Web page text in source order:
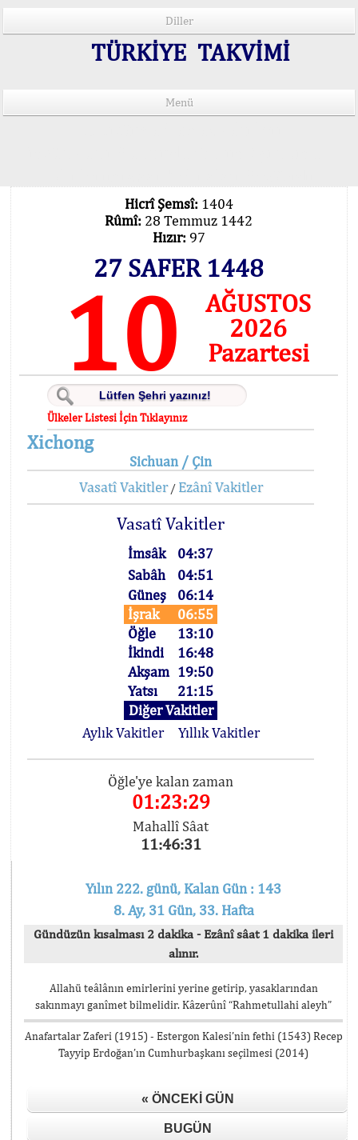
Diller
TÜRKİYE TAKVİMİ
Menü
Hicrî Şemsî: 1404
Rûmî: 28 Temmuz 1442
Hızır: 97
27 SAFER 1448
10
AĞUSTOS
2026
Pazartesi
Ülkeler Listesi İçin Tıklayınız
Xichong
Sichuan / Çin
Vasatî Vakitler/ Ezânî Vakitler
Vasatî Vakitler
İmsâk
04:37
Sabâh
04:51
Güneş
06:14
İşrak
06:55
Öğle
13:10
İkindi
16:48
Akşam 19:50
Yatsı
21:15
Diğer Vakitler
Aylık Vakitler
Yıllık Vakitler
Öğle'ye kalan zaman
01:23:29
Mahallî Sâat
11:46:31
Yılın 222. günü, Kalan Gün : 143
8. Ay, 31 Gün, 33. Hafta
Gündüzün kısalması 2 dakika - Ezânî sâat 1 dakika ileri
alınır.
Allahü teâlânın emirlerini yerine getirip, yasaklarından
sakınmayı ganîmet bilmelidir. Kâzerûnî “Rahmetullahi aleyh”
Anafartalar Zaferi (1915) - Estergon Kalesi’nin fethi (1543) Recep
Tayyip Erdoğan’ın Cumhurbaşkanı seçilmesi (2014)
« ÖNCEKI GÜN
BUGÜN